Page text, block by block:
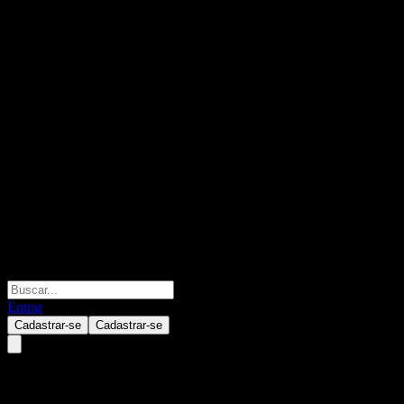
Entrar
Cadastrar-se Cadastrar-se